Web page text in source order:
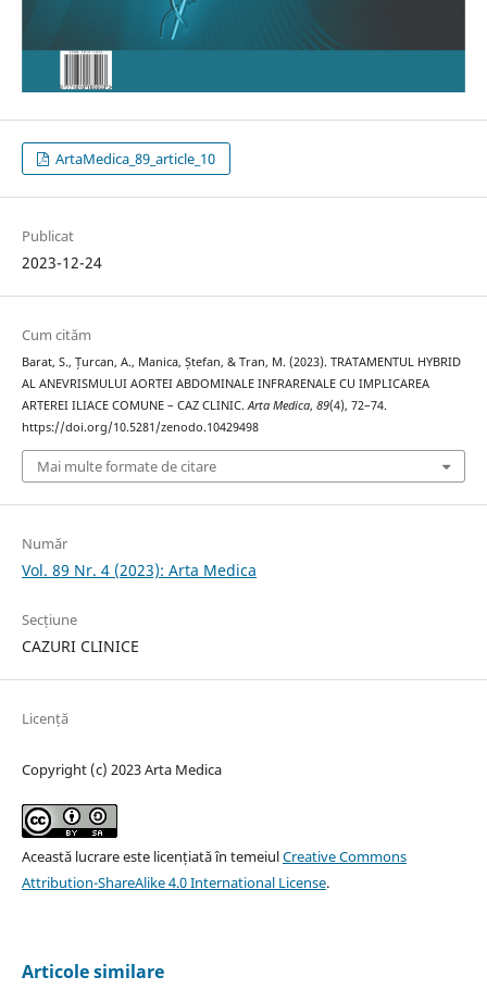
ArtaMedica_89_article_10
Publicat
2023-12-24
Cum cităm
Barat, S., Țurcan, A., Manica, Ștefan, & Tran, M. (2023). TRATAMENTUL HYBRID
AL ANEVRISMULUI AORTEI ABDOMINALE INFRARENALE CU IMPLICAREA
ARTEREI ILIACE COMUNE – CAZ CLINIC.Arta Medica, 89(4), 72–74.
https://doi.org/10.5281/zenodo.10429498
Mai multe formate de citare
Număr
Vol. 89 Nr. 4 (2023): Arta Medica
Secțiune
CAZURI CLINICE
Licență
Copyright (c) 2023 Arta Medica
Această lucrare este licențiată în temeiulCreative Commons
Attribution-ShareAlike 4.0 International License.
Articole similare